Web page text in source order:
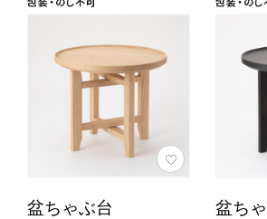
盆ちゃぶ台
盆ち